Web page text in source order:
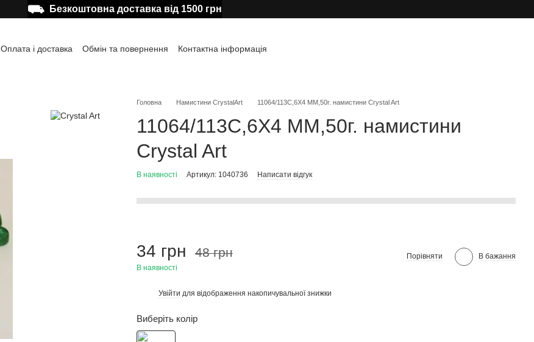
⛟ Безкоштовна доставка від 1500 грн
Оплата і доставка Обмін та повернення
Контактна інформація
Головна Намистини CrystalArt 11064/113C,6X4 MM,50г. намистини Crystal Art
11064/113C,6X4 MM,50г. намистини
Crystal Art
В наявності Артикул: 1040736 Написати відгук
34 грн 48 грн
В наявності
Порівняти В бажання
Увійти для відображення накопичувальної знижки
Виберіть колір